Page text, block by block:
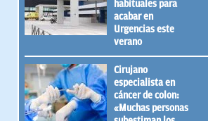
habituales para
acabar en
Urgencias este
verano
Cirujano
especialista en
cáncer de colon:
«Muchas personas